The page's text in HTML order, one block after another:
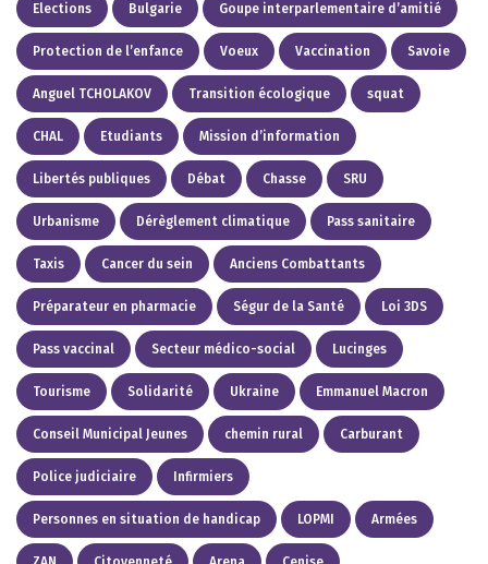
Elections Bulgarie Goupe interparlementaire d’amitié
Protection de l’enfance Voeux Vaccination Savoie
Anguel TCHOLAKOV Transition écologique squat
CHAL Etudiants Mission d’information
Libertés publiques Débat Chasse SRU
Urbanisme Dérèglement climatique Pass sanitaire
Taxis Cancer du sein Anciens Combattants
Préparateur en pharmacie Ségur de la Santé Loi 3DS
Pass vaccinal Secteur médico-social Lucinges
Tourisme Solidarité Ukraine Emmanuel Macron
Conseil Municipal Jeunes chemin rural Carburant
Police judiciaire Infirmiers
Personnes en situation de handicap LOPMI Armées